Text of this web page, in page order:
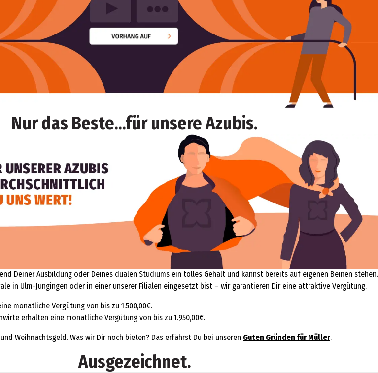
Nur das Beste...für unsere Azubis.
Deiner Ausbildung oder Deines dualen Studiums ein tolles Gehalt und kannst bereits auf eigenen Beinen stehen.
in Ulm-Jungingen oder in einer unserer Filialen eingesetzt bist – wir garantieren Dir eine attraktive Vergütung.
monatliche Vergütung von bis zu 1.500,00€.
erhalten eine monatliche Vergütung von bis zu 1.950,00€.
Weihnachtsgeld. Was wir Dir noch bieten? Das erfährst Du bei unseren Guten Gründen für Müller.
Ausgezeichnet.